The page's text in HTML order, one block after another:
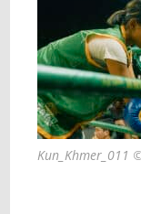
Kun_Khmer_011